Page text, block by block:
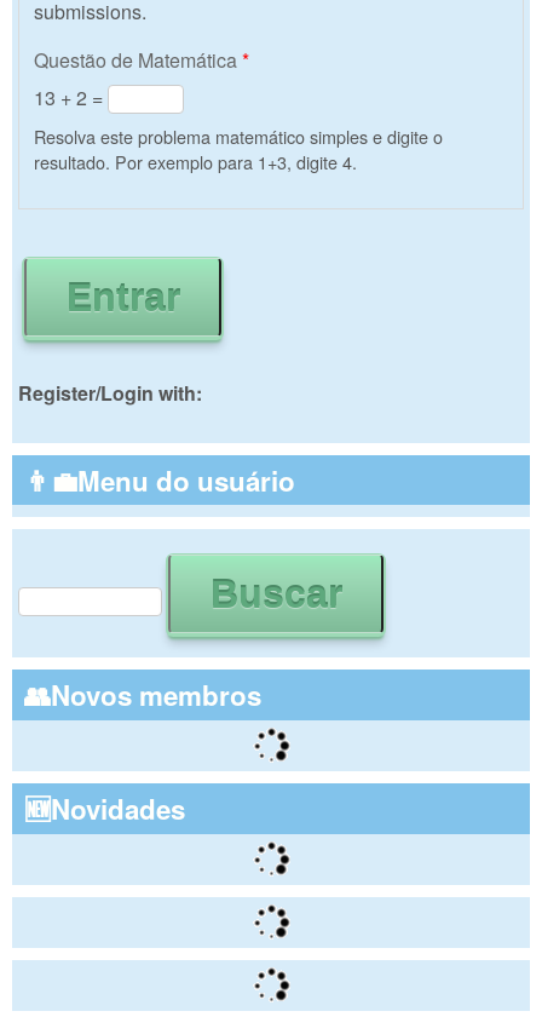
submissions.
Questão de Matemática *
13 + 2 =
Resolva este problema matemático simples e digite o
resultado. Por exemplo para 1+3, digite 4.
Register/Login with:
👨‍💼Menu do usuário
Formulário de busca
👥Novos membros
🆕Novidades